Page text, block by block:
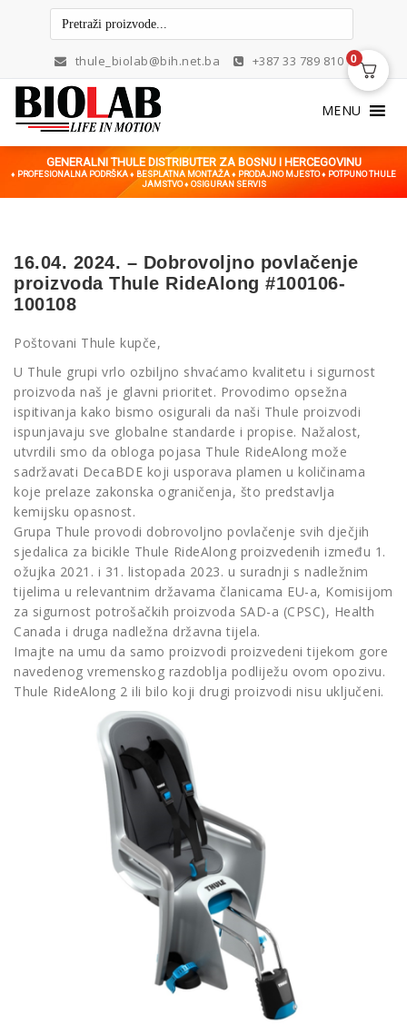
thule_biolab@bih.net.ba +387 33 789 810
MENU
GENERALNI THULE DISTRIBUTER ZA BOSNU I HERCEGOVINU
♦ PROFESIONALNA PODRŠKA ♦ BESPLATNA MONTAŽA ♦ PRODAJNO MJESTO ♦ POTPUNO THULE
JAMSTVO ♦ OSIGURAN SERVIS
16.04. 2024. – Dobrovoljno povlačenje
proizvoda Thule RideAlong #100106-
100108
Poštovani Thule kupče,
U Thule grupi vrlo ozbiljno shvaćamo kvalitetu i sigurnost
proizvoda naš je glavni prioritet. Provodimo opsežna
ispitivanja kako bismo osigurali da naši Thule proizvodi
ispunjavaju sve globalne standarde i propise. Nažalost,
utvrdili smo da obloga pojasa Thule RideAlong može
sadržavati DecaBDE koji usporava plamen u količinama
koje prelaze zakonska ograničenja, što predstavlja
kemijsku opasnost.
Grupa Thule provodi dobrovoljno povlačenje svih dječjih
sjedalica za bicikle Thule RideAlong proizvedenih između 1.
ožujka 2021. i 31. listopada 2023. u suradnji s nadležnim
tijelima u relevantnim državama članicama EU-a, Komisijom
za sigurnost potrošačkih proizvoda SAD-a (CPSC), Health
Canada i druga nadležna državna tijela.
Imajte na umu da samo proizvodi proizvedeni tijekom gore
navedenog vremenskog razdoblja podliježu ovom opozivu.
Thule RideAlong 2 ili bilo koji drugi proizvodi nisu uključeni.
0